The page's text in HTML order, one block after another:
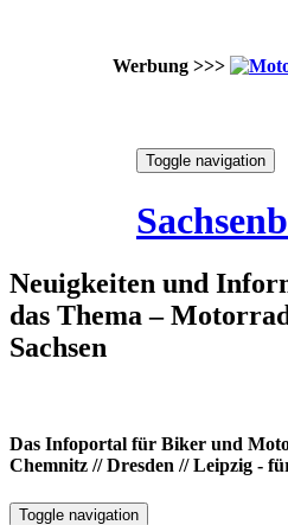
Werbung >>>
Toggle navigation
Neuigkeiten und
das Thema –
Sachsen
Das Infoportal für Biker und
Chemnitz // Dresden // Leipzig -
Toggle navigation